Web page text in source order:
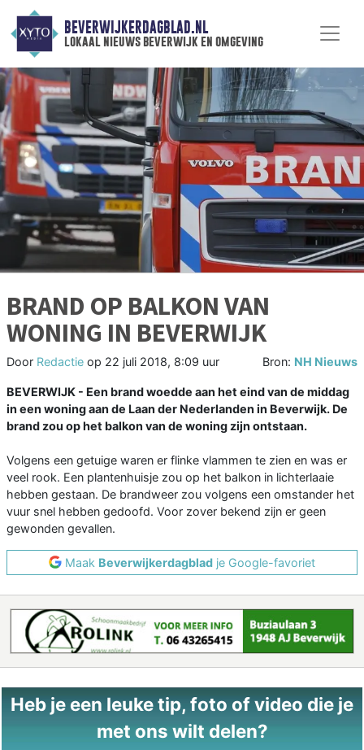
BEVERWIJKERDAGBLAD.NL
lokaal nieuws beverwijk en omgeving
BRAND OP BALKON VAN
WONING IN BEVERWIJK
Door Redactie op 22 juli 2018, 8:09 uur Bron: NH Nieuws
BEVERWIJK - Een brand woedde aan het eind van de middag
in een woning aan de Laan der Nederlanden in Beverwijk. De
brand zou op het balkon van de woning zijn ontstaan.
Volgens een getuige waren er flinke vlammen te zien en was er
veel rook. Een plantenhuisje zou op het balkon in lichterlaaie
hebben gestaan. De brandweer zou volgens een omstander het
vuur snel hebben gedoofd. Voor zover bekend zijn er geen
gewonden gevallen.
Maak Beverwijkerdagblad je Google-favoriet
Heb je een leuke tip, foto of video die je
met ons wilt delen?